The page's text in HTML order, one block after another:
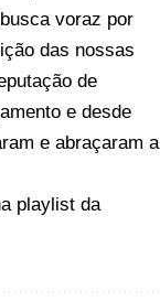
voraz por
das nossas
de
e desde
e abraçaram a
playlist da